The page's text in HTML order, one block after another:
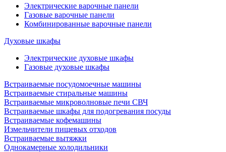
Электрические варочные панели
Газовые варочные панели
Комбинированные варочные панели
Духовые шкафы
Электрические духовые шкафы
Газовые духовые шкафы
Встраиваемые посудомоечные машины
Встраиваемые стиральные машины
Встраиваемые микроволновые печи СВЧ
Встраиваемые шкафы для подогревания посуды
Встраиваемые кофемашины
Измельчители пищевых отходов
Встраиваемые вытяжки
Однокамерные холодильники